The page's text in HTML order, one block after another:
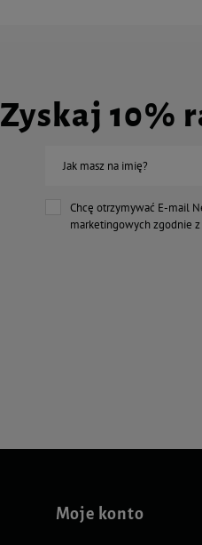
Zyskaj 10%
Jak masz na imię?
Chcę otrzymywać E-mail
marketingowych zgodnie z
Moje konto